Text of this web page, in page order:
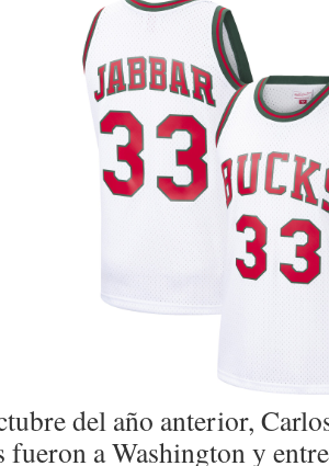
del año anterior,
fueron a Washington y